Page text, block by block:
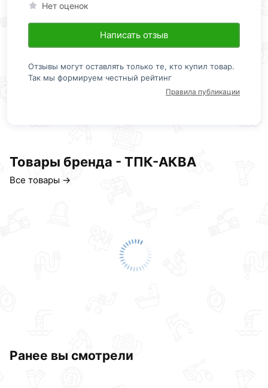
Нет оценок
Написать отзыв
Отзывы могут оставлять только те, кто купил товар.
Так мы формируем честный рейтинг
Правила публикации
Товары бренда - ТПК-АКВА
Все товары →
Ранее вы смотрели